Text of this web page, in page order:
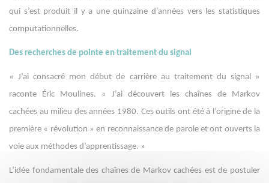
qui s’est produit il y a une quinzaine d’années vers les statistiques
computationnelles.
Des recherches de pointe en traitement du signal
« J’ai consacré mon début de carrière au traitement du signal »
raconte Éric Moulines. « J’ai découvert les chaînes de Markov
cachées au milieu des années 1980. Ces outils ont été à l’origine de la
première « révolution » en reconnaissance de parole et ont ouverts la
voie aux méthodes d’apprentissage. »
L’idée fondamentale des chaînes de Markov cachées est de postuler